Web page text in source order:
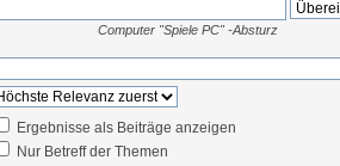
Computer "Spiele PC" -Absturz
Ergebnisse als Beiträge anzeigen
Nur Betreff der Themen